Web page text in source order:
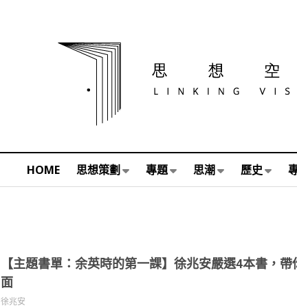
HOME 思想策劃 專題 思潮 歷史
【主題書單：余英時的第一課】徐兆安嚴選4本書，
面
徐兆安